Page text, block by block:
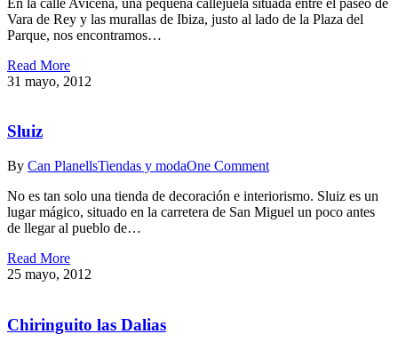
Vara de Rey y las murallas de Ibiza, justo al lado de la Plaza del
Parque, nos encontramos…
Read More
31 mayo, 2012
Sluiz
By Can PlanellsTiendas y modaOne Comment
No es tan solo una tienda de decoración e interiorismo. Sluiz es un
lugar mágico, situado en la carretera de San Miguel un poco antes
de llegar al pueblo de…
Read More
25 mayo, 2012
Chiringuito las Dalias